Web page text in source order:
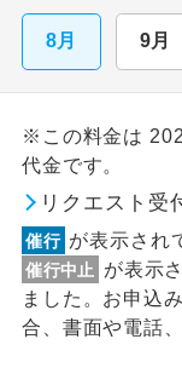
8月 9月
※この料金は
代金です。
リクエスト受
催行 が表示され
催行中止
が表示
ました。お申込
合、書面や電話